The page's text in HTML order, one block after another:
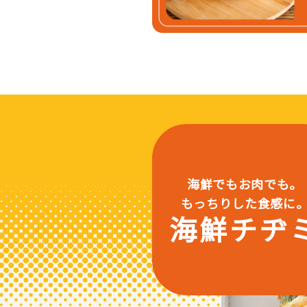
海鮮でもお肉でも。
もっちりした食感に
海鮮チヂ